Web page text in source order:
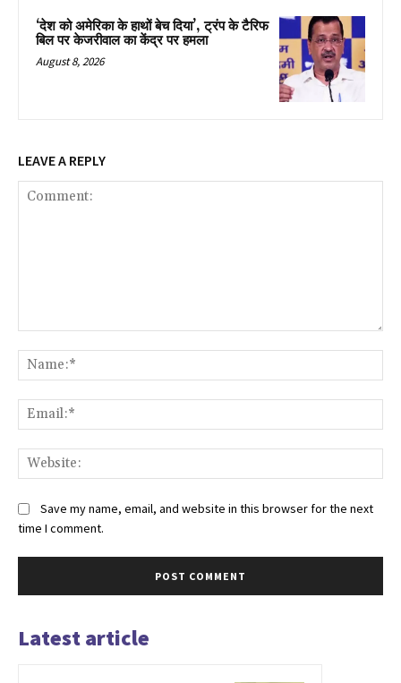
‘देश को अमेरिका के हाथों बेच दिया’, ट्रंप के टैरिफ
बिल पर केजरीवाल का केंद्र पर हमला
August 8, 2026
LEAVE A REPLY
Save my name, email, and website in this browser for the next
time I comment.
Latest article